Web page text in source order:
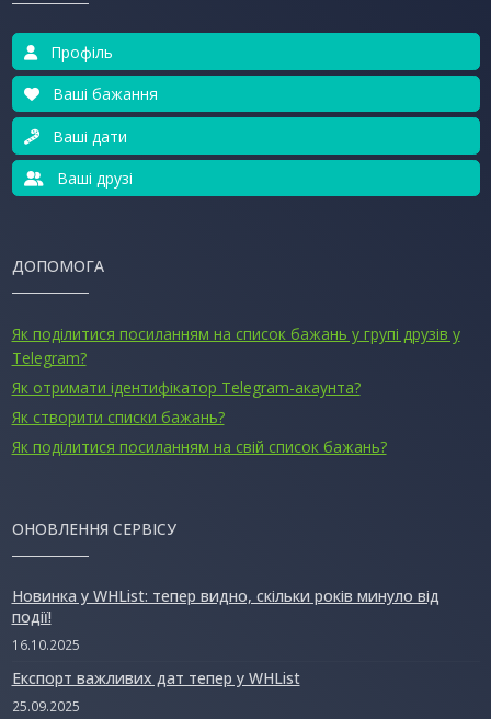
Профіль
Ваші бажання
Ваші дати
Ваші друзі
ДОПОМОГА
Як поділитися посиланням на список бажань у групі друзів у
Telegram?
Як отримати ідентифікатор Telegram-акаунта?
Як створити списки бажань?
Як поділитися посиланням на свій список бажань?
ОНОВЛЕННЯ СЕРВІСУ
Новинка у WHList: тепер видно, скільки років минуло від
події!
16.10.2025
Експорт важливих дат тепер у WHList
25.09.2025